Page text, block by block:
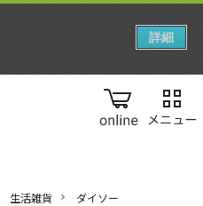
online
生活雑貨 ダイソー
詳細